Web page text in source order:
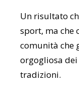
Un risultato
sport, ma che
comunità che
orgogliosa
tradizioni.